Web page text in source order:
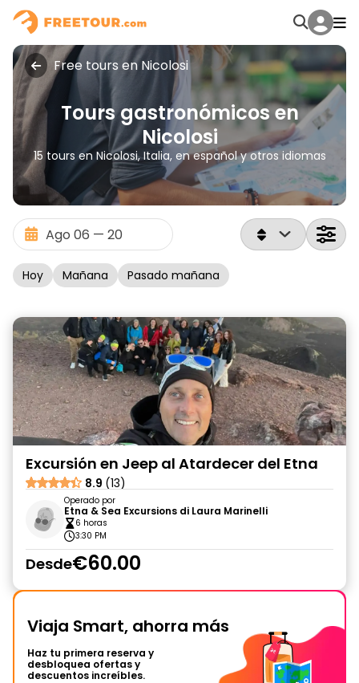
Free tours en Nicolosi
Tours gastronómicos en
Nicolosi
15 tours en Nicolosi, Italia, en español y otros idiomas
Hoy Mañana Pasado mañana
Excursión en Jeep al Atardecer del Etna
8.9 (13)
Operado por
Etna & Sea Excursions di Laura Marinelli
6 horas
3:30 PM
Desde€60.00
Viaja Smart, ahorra más
Haz tu primera reserva y
desbloquea ofertas y
descuentos increíbles.